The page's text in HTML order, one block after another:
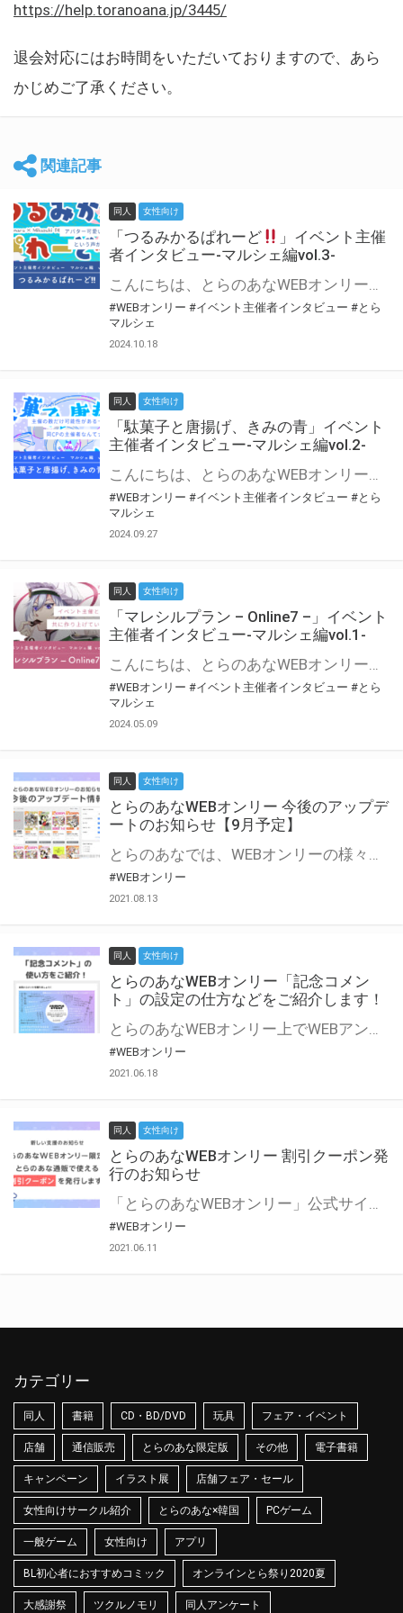
https://help.toranoana.jp/3445/
退会対応にはお時間をいただいておりますので、あら
かじめご了承ください。
関連記事
同人 女性向け
「つるみかるぱれーど
」イベント主催
者インタビュー-マルシェ編vol.3-
こんにちは、とらのあなWEBオンリー運営スタッフです。 新たにお届けする、イベント主催者インタビュー-マルシェ編-は、 とらのあなWEBオンリー「マルシェ」をご利用した主催様に 「マルシェ」を使って開催した感想や心がけをお聞きする企画です。 今回は、WEBオンリー初開催「つるみかるぱれーど
#WEBオンリー #イベント主催者インタビュー #とら
マルシェ
2024.10.18
同人 女性向け
「駄菓子と唐揚げ、きみの青」イベント
主催者インタビュー-マルシェ編vol.2-
こんにちは、とらのあなWEBオンリー運営スタッフです。 新たにお届けする、イベント主催者インタビュー-マルシェ編-は、 とらのあなWEBオンリー「マルシェ」をご利用の主催様に 「マルシェ」を使ってイベントを開催した感想や心がけをお聞きする企画です。 今回は、WEBオンリー初開催「駄菓子と唐揚げ、きみの青」より、 主催のぎこ六屋様にお話を伺いました。 協力：ぎこ六屋様／イベント公式Twitter（@krkgwks） とらのあなWEBオンリー「マルシェ」とは？ WEBオンリーでリアルタイムでコミュニケーションがとれるオンライン会場です。
#WEBオンリー #イベント主催者インタビュー #とら
マルシェ
2024.09.27
同人 女性向け
「マレシルプラン – Online7 –」イベント
主催者インタビュー-マルシェ編vol.1-
こんにちは、とらのあなWEBオンリー運営スタッフです。 新たにお届けする、イベント主催者インタビュー-マルシェ編-は、 とらのあなWEBオンリー「マルシェ」をご利用した主催様に 「マルシェ」を使って開催した感想や心がけをお聞きする企画です。 今回は、WEBオンリー開催7回目迎えた「マレシルプラン – Online7 –」より、 主催の玉川うた様にお話を伺いました。 ▼マレシルプランのインタビュー前回記事 「イベント主催者インタビュー vol.6」はこちら 協力：玉川うた様（マレシルプラン実行委員会 代表）／イベント公式Twitter（@mallesil_plan） とらのあなWEBオンリー「マルシェ」とは？ WEBオンリーでリアルタイムでコミュニケーションがとれるオンライン会場です。
#WEBオンリー #イベント主催者インタビュー #とら
マルシェ
2024.05.09
同人 女性向け
とらのあなWEBオンリー 今後のアップデ
ートのお知らせ【9月予定】
とらのあなでは、WEBオンリーの様々な支援を実施しています。 今回は2021年9月に実装を予定しているアップデート情報についてご紹介いたします。 とらのあなWEBオンリーサイトはこちら
#WEBオンリー
2021.08.13
同人 女性向け
とらのあなWEBオンリー「記念コメン
ト」の設定の仕方などをご紹介します！
とらのあなWEBオンリー上でWEBアンソロジーが作成できる「記念コメント」について、その使い方や作成手順を解説します！ 支援タイプを「サークル参加型」「サークル参加型・マルシェ(イベント会場)機能付き」でお申し込みいただいている主催者様はぜひご活用ください♪ とらのあなWEBオンリーサイトはこちら
#WEBオンリー
2021.06.18
同人 女性向け
とらのあなWEBオンリー 割引クーポン発
行のお知らせ
「とらのあなWEBオンリー」公式サイトでとらのあな通販の「割引クーポン」を配布中！ イベントごとに開催当日限定で使える割引クーポンのシリアルコードを発行します。 とらのあなWEBオンリーのページをチェックして、イベント当日にお得にお買い物を楽しみましょう♪ ※本キャンペーンは予告なく終了する場合がございます。 とらのあなWEBオンリーサイトはこちら
#WEBオンリー
2021.06.11
カテゴリー
同人 書籍 CD・BD/DVD 玩具 フェア・イベント
店舗 通信販売 とらのあな限定版 その他 電子書籍
キャンペーン イラスト展 店舗フェア・セール
女性向けサークル紹介 とらのあな×韓国 PCゲーム
一般ゲーム 女性向け アプリ
BL初心者におすすめコミック オンラインとら祭り2020夏
大感謝祭 ツクルノモリ 同人アンケート